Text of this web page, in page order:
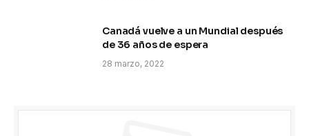
Canadá vuelve a un Mundial después
de 36 años de espera
28 marzo, 2022